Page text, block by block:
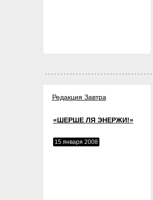
Редакция Завтра
«ШЕРШЕ ЛЯ ЭНЕРЖИ!»
15 января 2008